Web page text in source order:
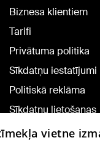
Biznesa klientiem
Tarifi
Privātuma politika
Sīkdatņu iestatījumi
Politiskā reklāma
Sīkdatņu lietošanas
noteikumivietne